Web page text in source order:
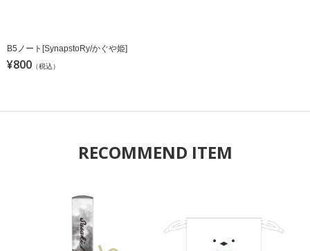
B5ノート[SynapstoRy/かぐや姫]
¥800 （税込）
RECOMMEND ITEM